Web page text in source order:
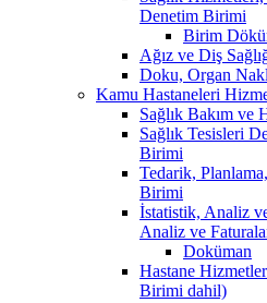
Denetim Birimi
Birim
Ağız ve Diş
Doku, Organ
Kamu Hastaneleri
Sağlık Bakım ve
Sağlık Tesisleri
Birimi
Tedarik,
Birimi
İstatistik, Analiz
Analiz ve
Doküman
Hastane
Birimi dahil)